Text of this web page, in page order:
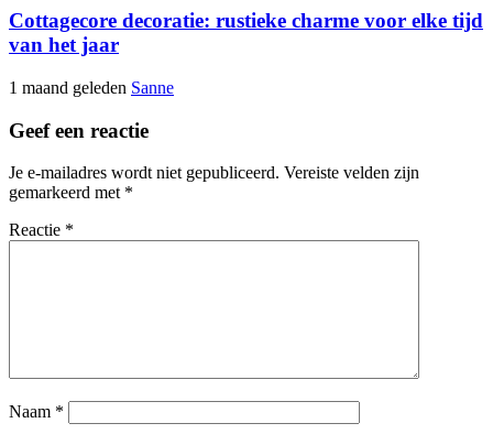
Cottagecore decoratie: rustieke charme voor elke tijd
van het jaar
1 maand geleden Sanne
Geef een reactie
Je e-mailadres wordt niet gepubliceerd. Vereiste velden zijn
gemarkeerd met *
Reactie *
Naam *